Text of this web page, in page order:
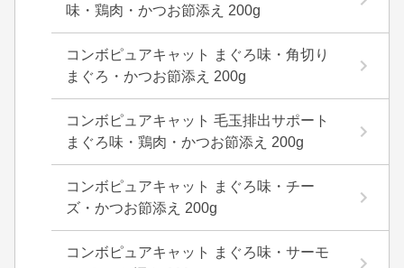
味・鶏肉・かつお節添え 200g
コンボピュアキャット まぐろ味・角切り
まぐろ・かつお節添え 200g
コンボピュアキャット 毛玉排出サポート
まぐろ味・鶏肉・かつお節添え 200g
コンボピュアキャット まぐろ味・チー
ズ・かつお節添え 200g
コンボピュアキャット まぐろ味・サーモ